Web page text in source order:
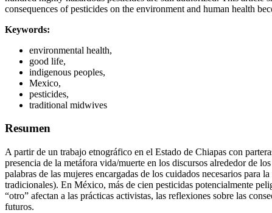
consequences of pesticides on the environment and human health
Keywords:
environmental health,
good life,
indigenous peoples,
Mexico,
pesticides,
traditional midwives
Resumen
A partir de un trabajo etnográfico en el Estado de Chiapas con
presencia de la metáfora vida/muerte en los discursos alrededor de
palabras de las mujeres encargadas de los cuidados necesarios
tradicionales). En México, más de cien pesticidas potencialmente
“otro” afectan a las prácticas activistas, las reflexiones sobre las
futuros.